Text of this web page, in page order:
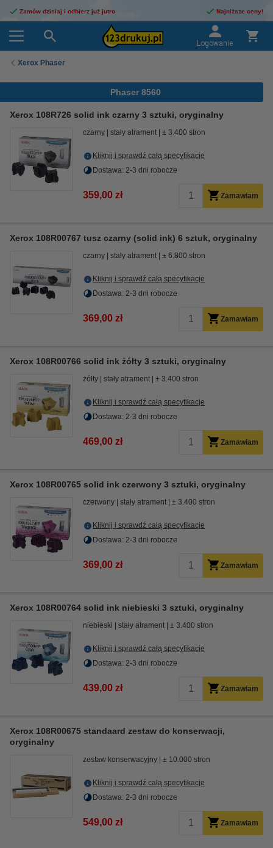
Zamów dzisiaj i odbierz już jutro Najniższe ceny!
Logowanie
Xerox Phaser
Phaser 8560
Xerox 108R726 solid ink czarny 3 sztuki, oryginalny
czarny stały atrament ± 3.400 stron
Kliknij i sprawdź całą specyfikacje
Dostawa: 2-3 dni robocze
359,00 zł Zamawiam
Xerox 108R00767 tusz czarny (solid ink) 6 sztuk, oryginalny
czarny stały atrament ± 6.800 stron
Kliknij i sprawdź całą specyfikacje
Dostawa: 2-3 dni robocze
369,00 zł Zamawiam
Xerox 108R00766 solid ink żółty 3 sztuki, oryginalny
żółty stały atrament ± 3.400 stron
Kliknij i sprawdź całą specyfikacje
Dostawa: 2-3 dni robocze
469,00 zł Zamawiam
Xerox 108R00765 solid ink czerwony 3 sztuki, oryginalny
czerwony stały atrament ± 3.400 stron
Kliknij i sprawdź całą specyfikacje
Dostawa: 2-3 dni robocze
369,00 zł Zamawiam
Xerox 108R00764 solid ink niebieski 3 sztuki, oryginalny
niebieski stały atrament ± 3.400 stron
Kliknij i sprawdź całą specyfikacje
Dostawa: 2-3 dni robocze
439,00 zł Zamawiam
Xerox 108R00675 standaard zestaw do konserwacji,
oryginalny
zestaw konserwacyjny ± 10.000 stron
Kliknij i sprawdź całą specyfikacje
Dostawa: 2-3 dni robocze
549,00 zł Zamawiam